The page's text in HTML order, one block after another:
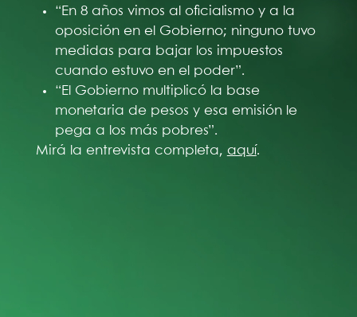
“En 8 años vimos al oficialismo y a la
oposición en el Gobierno; ninguno tuvo
medidas para bajar los impuestos
cuando estuvo en el poder”.
“El Gobierno multiplicó la base
monetaria de pesos y esa emisión le
pega a los más pobres”.
Mirá la entrevista completa, aquí.